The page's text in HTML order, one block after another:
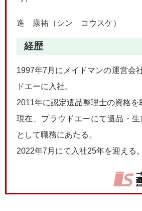
進 康祐（シン コウスケ）
経歴
1997年7月にメイドマンの運営会
ドエーに入社。
2011年に認定遺品整理士の資格を
現在、プラウドエーにて遺品・
として職務にあたる。
2022年7月にて入社25年を迎える。